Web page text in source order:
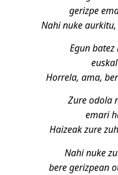
gerizpe
Nahi nuke
Egun
Horrela, ama,
Zure odola
emari
Haizeak zure
Nahi nuke
bere gerizpean